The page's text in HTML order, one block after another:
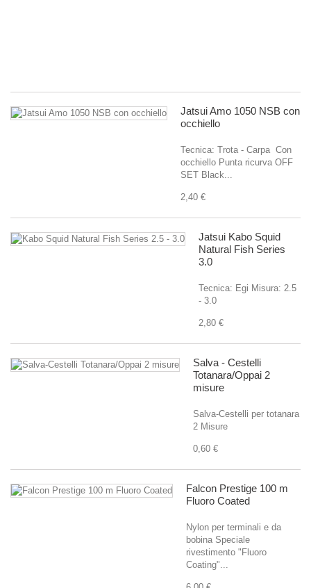
Jatsui Amo 1050 NSB con
occhiello
Tecnica: Trota - Carpa Con
occhiello Punta ricurva OFF
SET Black...
2,40 €
Jatsui Kabo Squid
Natural Fish Series
3.0
Tecnica: Egi Misura: 2.5
- 3.0
2,80 €
Salva - Cestelli
Totanara/Oppai 2
misure
Salva-Cestelli per totanara
2 Misure
0,60 €
Falcon Prestige 100 m
Fluoro Coated
Nylon per terminali e da
bobina Speciale
rivestimento "Fluoro
Coating"...